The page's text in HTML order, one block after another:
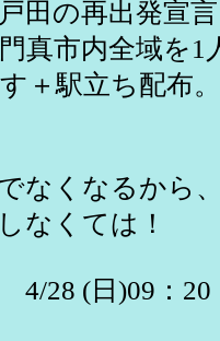
再出発宣言
真市内全域を1
＋駅立ち配布
くなるから、
なくては！
28 (日)09：